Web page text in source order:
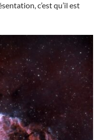
c’est qu’il est